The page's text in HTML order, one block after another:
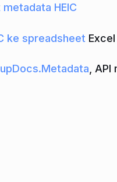
HEIC
ke spreadsheet
,